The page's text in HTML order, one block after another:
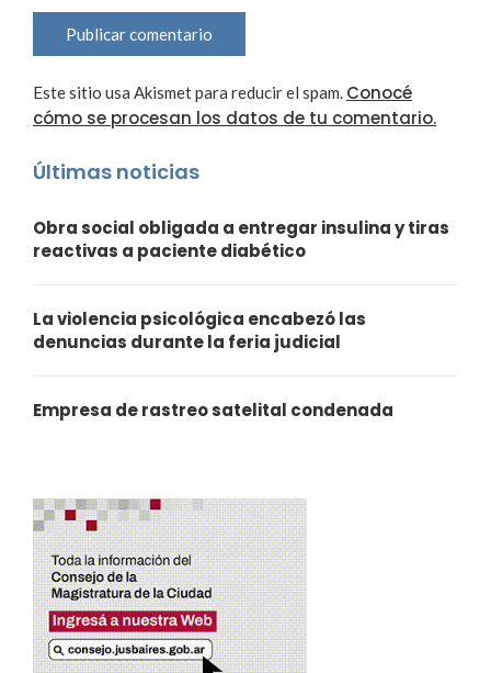
Este sitio usa Akismet para reducir el spam. Conocé
cómo se procesan los datos de tu comentario.
Últimas noticias
Obra social obligada a entregar insulina y tiras
reactivas a paciente diabético
La violencia psicológica encabezó las
denuncias durante la feria judicial
Empresa de rastreo satelital condenada